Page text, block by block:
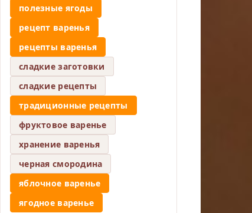
полезные ягоды
рецепт варенья
рецепты варенья
сладкие заготовки
сладкие рецепты
традиционные рецепты
фруктовое варенье
хранение варенья
черная смородина
яблочное варенье
ягодное варенье